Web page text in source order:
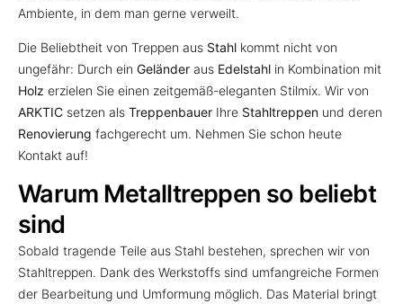
Ambiente, in dem man gerne verweilt.
Die Beliebtheit von Treppen aus Stahl kommt nicht von
ungefähr: Durch ein Geländer aus Edelstahl in Kombination mit
Holz erzielen Sie einen zeitgemäß-eleganten Stilmix. Wir von
ARKTIC setzen als Treppenbauer Ihre Stahltreppen und deren
Renovierung fachgerecht um. Nehmen Sie schon heute
Kontakt auf!
Warum Metalltreppen so beliebt
sind
Sobald tragende Teile aus Stahl bestehen, sprechen wir von
Stahltreppen. Dank des Werkstoffs sind umfangreiche Formen
der Bearbeitung und Umformung möglich. Das Material bringt